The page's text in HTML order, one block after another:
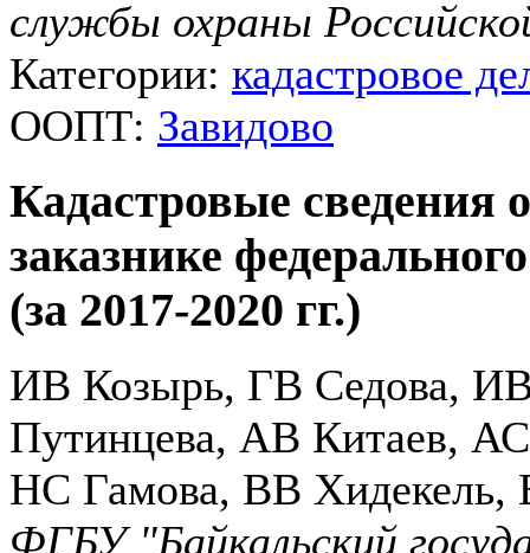
службы охраны
Категории: кадастровое
ООПТ: Завидово
Кадастровые сведения
заказнике
(за 2017-2020 гг.)
ИВ Козырь, ГВ Седова,
Путинцева, АВ Китаев,
НС Гамова, ВВ Хидекель,
ФГБУ "Байкальский